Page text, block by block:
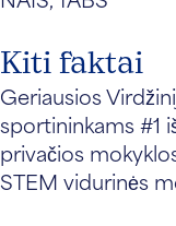
Kiti faktai
Geriausios
sportininkams #1
privačios
STEM vidurinės